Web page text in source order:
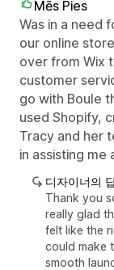
Mēs Pies
Was in a need
our online
over from Wix
customer
go with Boule
used Shopify,
Tracy and her
in assisting me
디자이너의
Thank you
really glad
felt like the
could make
smooth